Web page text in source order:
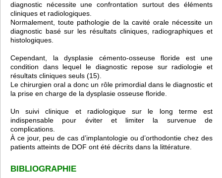
diagnostic nécessite une confrontation surtout des éléments
cliniques et radiologiques.
Normalement, toute pathologie de la cavité orale nécessite un
diagnostic basé sur les résultats cliniques, radiographiques et
histologiques.
Cependant, la dysplasie cémento-osseuse floride est une
condition dans lequel le diagnostic repose sur radiologie et
résultats cliniques seuls (15).
Le chirurgien oral a donc un rôle primordial dans le diagnostic et
la prise en charge de la dysplasie osseuse floride.
Un suivi clinique et radiologique sur le long terme est
indispensable pour éviter et limiter la survenue de
complications.
À ce jour, peu de cas d’implantologie ou d’orthodontie chez des
patients atteints de DOF ont été décrits dans la littérature.
BIBLIOGRAPHIE